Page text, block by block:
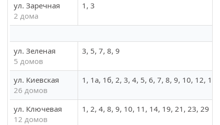
ул. Заречная
2 дома
1, 3
ул. Зеленая
5 домов
3, 5, 7, 8, 9
ул. Киевская
26 домов
1, 1а, 1б, 2, 3, 4, 5, 6, 7, 8, 9, 10, 12,
ул. Ключевая
12 домов
1, 2, 4, 8, 9, 10, 11, 14, 19, 21, 23, 29